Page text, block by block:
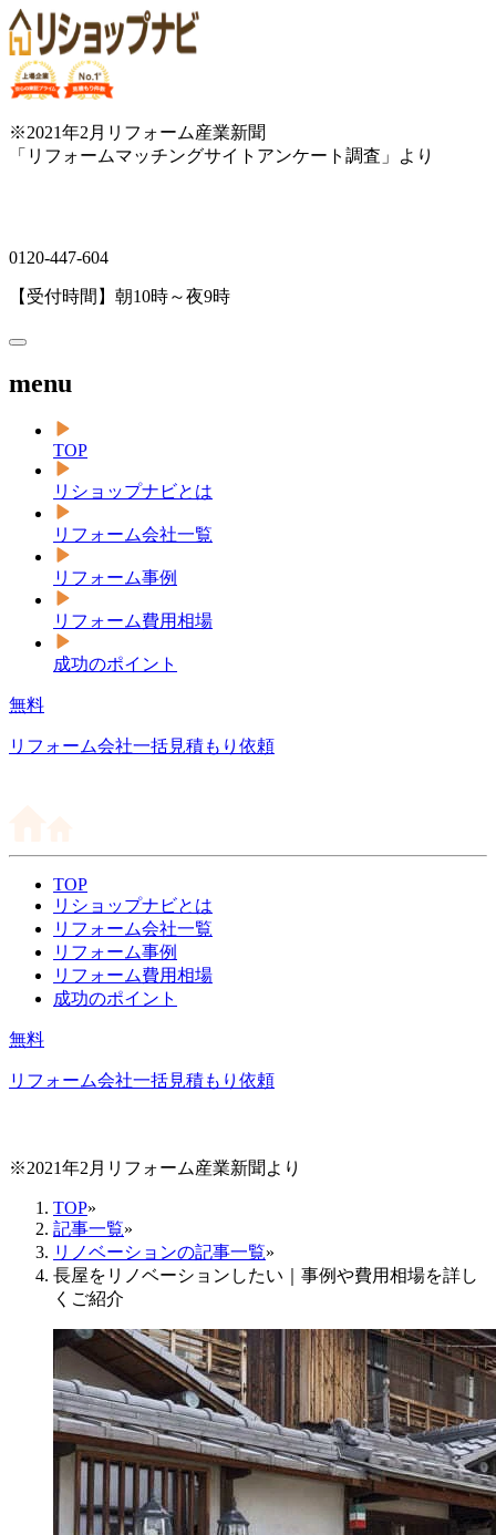
※2021年2月リフォーム産業新聞
「リフォームマッチングサイトアンケート調査」より
0120-447-604
【受付時間】朝10時～夜9時
menu
TOP
リショップナビとは
リフォーム会社一覧
リフォーム事例
リフォーム費用相場
成功のポイント
無料
リフォーム会社一括見積もり依頼
TOP
リショップナビとは
リフォーム会社一覧
リフォーム事例
リフォーム費用相場
成功のポイント
無料
リフォーム会社一括見積もり依頼
※2021年2月リフォーム産業新聞より
TOP»
記事一覧»
リノベーションの記事一覧»
長屋をリノベーションしたい｜事例や費用相場を詳し
くご紹介